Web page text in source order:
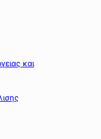
και